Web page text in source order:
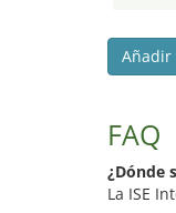
Añadir
FAQ
¿Dónde
La ISE